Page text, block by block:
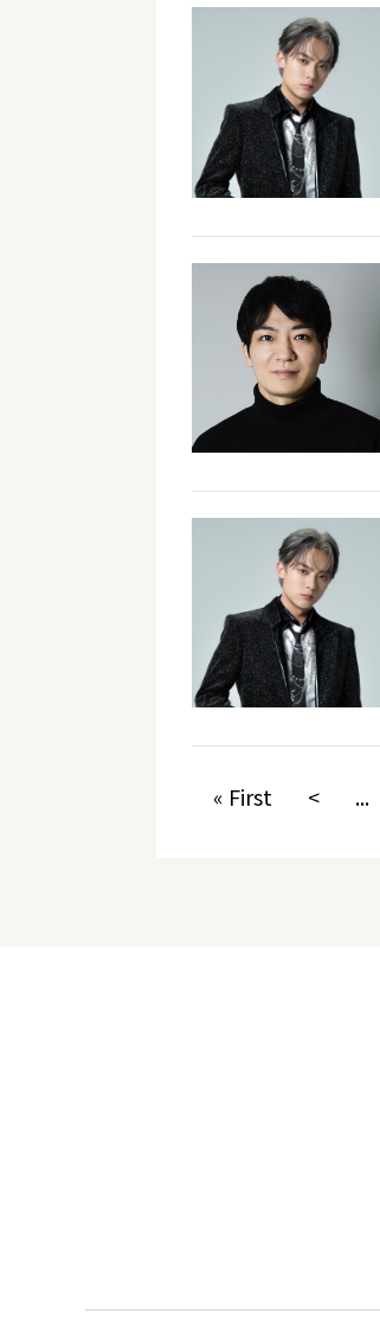
« First < ...